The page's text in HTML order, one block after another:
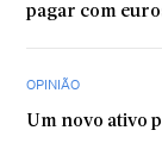
pagar com
OPINIÃO
Um novo ativo